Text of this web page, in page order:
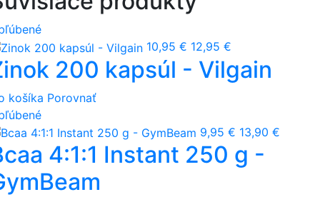
10,95 € 12,95 €
200 kapsúl - Vilgain
košíka Porovnať
9,95 € 13,90 €
4:1:1 Instant 250 g -